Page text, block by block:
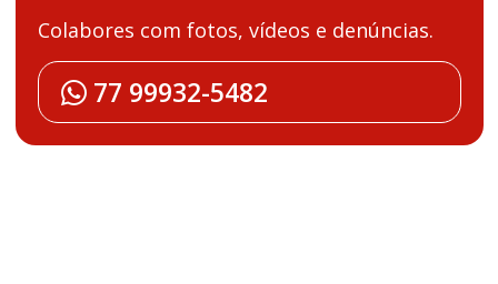
Colabores com fotos, vídeos e denúncias.
77 99932-5482